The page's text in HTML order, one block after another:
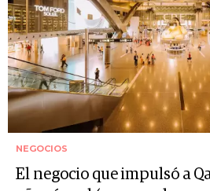
NEGOCIOS
El negocio que impulsó a